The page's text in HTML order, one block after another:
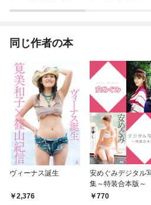
同じ作者の本
ヴィーナス誕生
2,376
安めぐみデジタル
集～特装合本版～
770